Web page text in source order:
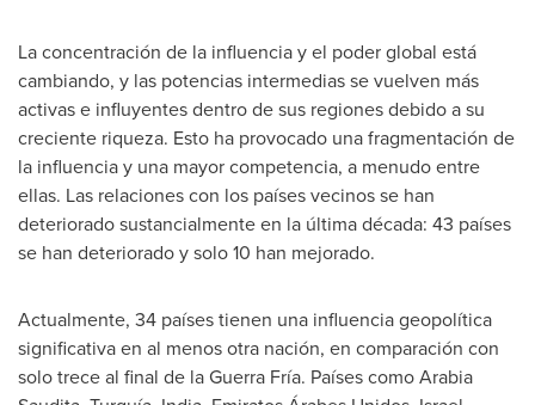
La concentración de la influencia y el poder global está
cambiando, y las potencias intermedias se vuelven más
activas e influyentes dentro de sus regiones debido a su
creciente riqueza. Esto ha provocado una fragmentación de
la influencia y una mayor competencia, a menudo entre
ellas. Las relaciones con los países vecinos se han
deteriorado sustancialmente en la última década: 43 países
se han deteriorado y solo 10 han mejorado.
Actualmente, 34 países tienen una influencia geopolítica
significativa en al menos otra nación, en comparación con
solo trece al final de la Guerra Fría. Países como Arabia